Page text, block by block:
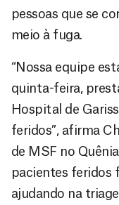
pessoas que se
meio à fuga.
“Nossa equipe
quinta-feira,
Hospital de
feridos”, afirma
de MSF no
pacientes feridos
ajudando na